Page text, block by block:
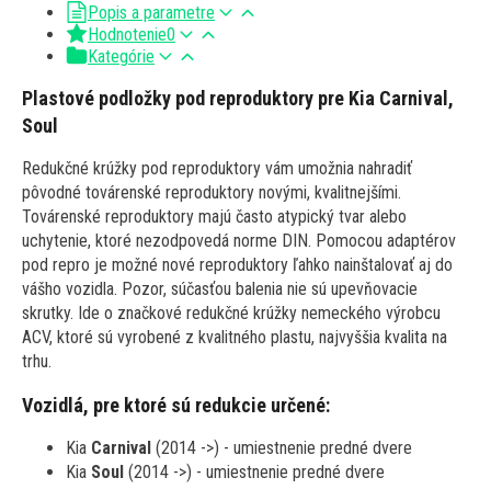
Popis a parametre
Hodnotenie0
Kategórie
Plastové podložky pod reproduktory pre Kia Carnival,
Soul
Redukčné krúžky pod reproduktory vám umožnia nahradiť
pôvodné továrenské reproduktory novými, kvalitnejšími.
Továrenské reproduktory majú často atypický tvar alebo
uchytenie, ktoré nezodpovedá norme DIN. Pomocou adaptérov
pod repro je možné nové reproduktory ľahko nainštalovať aj do
vášho vozidla. Pozor, súčasťou balenia nie sú upevňovacie
skrutky. Ide o značkové redukčné krúžky nemeckého výrobcu
ACV, ktoré sú vyrobené z kvalitného plastu, najvyššia kvalita na
trhu.
Vozidlá, pre ktoré sú redukcie určené:
Kia Carnival (2014 ->) - umiestnenie predné dvere
Kia Soul (2014 ->) - umiestnenie predné dvere